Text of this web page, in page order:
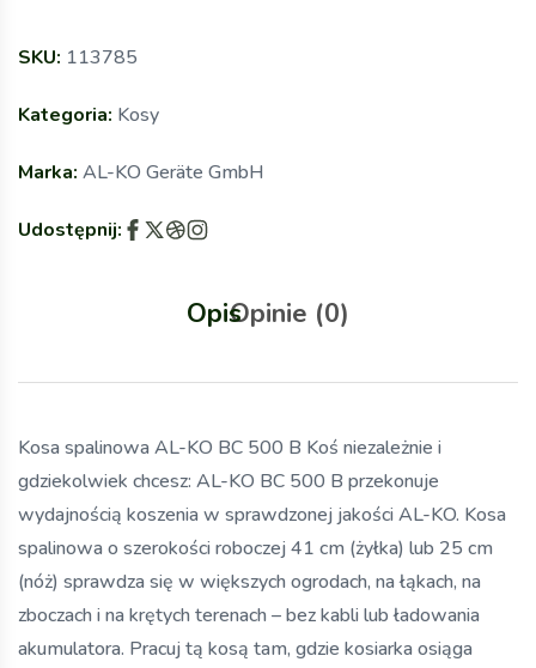
SKU: 113785
Kategoria: Kosy
Marka: AL-KO Geräte GmbH
Udostępnij:
OpisOpinie (0)
Kosa spalinowa AL-KO BC 500 B Koś niezależnie i
gdziekolwiek chcesz: AL-KO BC 500 B przekonuje
wydajnością koszenia w sprawdzonej jakości AL-KO. Kosa
spalinowa o szerokości roboczej 41 cm (żyłka) lub 25 cm
(nóż) sprawdza się w większych ogrodach, na łąkach, na
zboczach i na krętych terenach – bez kabli lub ładowania
akumulatora. Pracuj tą kosą tam, gdzie kosiarka osiąga